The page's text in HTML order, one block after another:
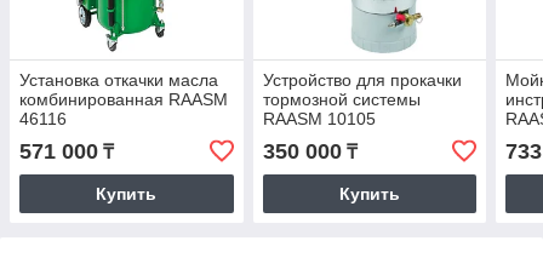
Установка откачки масла
комбинированная RAASM
46116
571 000 ₸
Купить
Устройство для прокачки
тормозной системы
RAASM 10105
350 000₸
Купить